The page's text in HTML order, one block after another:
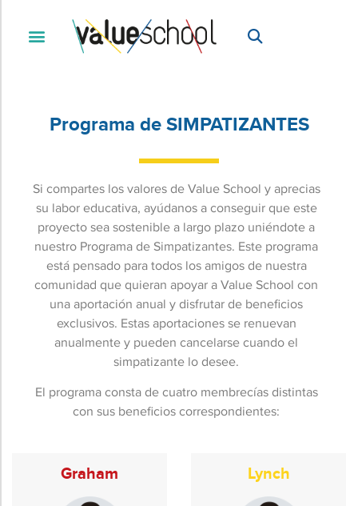
Programa de SIMPATIZANTES
Si compartes los valores de Value School y aprecias
su labor educativa, ayúdanos a conseguir que este
proyecto sea sostenible a largo plazo uniéndote a
nuestro Programa de Simpatizantes. Este programa
está pensado para todos los amigos de nuestra
comunidad que quieran apoyar a Value School con
una aportación anual y disfrutar de beneficios
exclusivos. Estas aportaciones se renuevan
anualmente y pueden cancelarse cuando el
simpatizante lo desee.
El programa consta de cuatro membrecías distintas
con sus beneficios correspondientes:
Graham Lynch